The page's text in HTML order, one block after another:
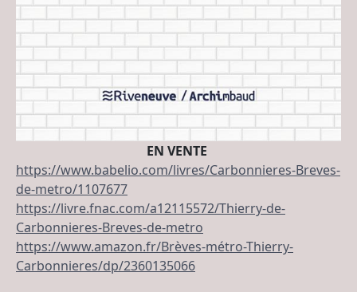
EN VENTE
https://www.babelio.com/livres/Carbonnieres-Breves-
de-metro/1107677
https://livre.fnac.com/a12115572/Thierry-de-
Carbonnieres-Breves-de-metro
https://www.amazon.fr/Brèves-métro-Thierry-
Carbonnieres/dp/2360135066